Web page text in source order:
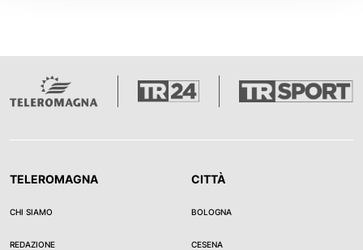
TELEROMAGNA
CHI SIAMO
REDAZIONE
CITTÀ
BOLOGNA
CESENA